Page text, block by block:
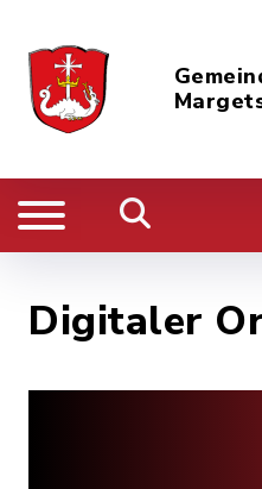
Digitaler